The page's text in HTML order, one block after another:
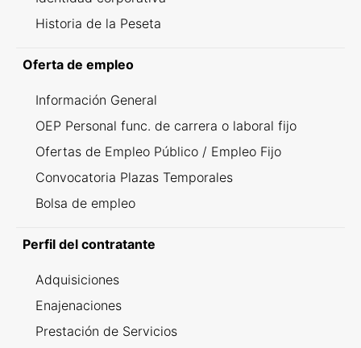
Historia de la Peseta
Oferta de empleo
Información General
OEP Personal func. de carrera o laboral fijo
Ofertas de Empleo Público / Empleo Fijo
Convocatoria Plazas Temporales
Bolsa de empleo
Perfil del contratante
Adquisiciones
Enajenaciones
Prestación de Servicios